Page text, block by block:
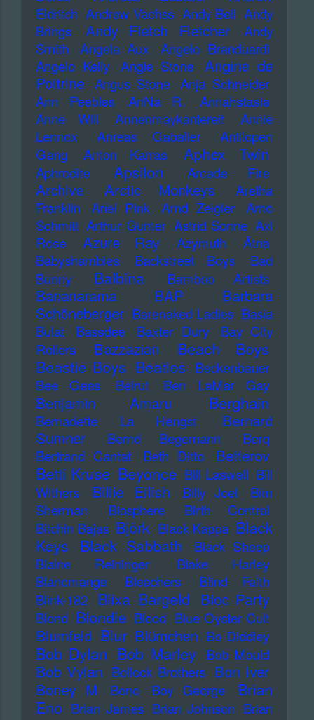
Eldritch Andrew Vachss Andy Bell Andy
Brings
Andy Fletch Fletcher
Andy
Smith
Angela Aux
Angelo Branduardi
Angelo Kelly
Angie Stone
Angine de
Poitrine Angus Stone Anja Schneider
Ann Peebles
AnNa R.
Annahstasia
Anne Will
Annenmaykantereit
Annie
Lennox
Anreas Gabalier
Antilopen
Gang
Anton Karras Aphex Twin
Aphrodite Apsilon Arcade Fire
Archive Arctic Monkeys
Aretha
Franklin
Ariel Pink Arnd Zeigler
Arno
Schmitt Arthur Gunter Astrid Sonne Axl
Rose
Azure Ray Azymuth
Ätna
Babyshambles
Backstreet Boys
Bad
Bunny
Balbina Bamboo Artists
Bananarama BAP
Barbara
Schöneberger Barenaked Ladies Basia
Bulat
Bassdee Baxter Dury
Bay City
Rollers
Bazzazian
Beach Boys
Beastie Boys Beatles Beckenbauer
Bee Gees
Beirut Ben LaMar Gay
Benjamin Amaru Berghain
Bernadette La Hengst
Bernard
Sumner
Bernd Begemann
Berq
Bertrand Cantat
Beth Ditto Betterov
Betti Kruse Beyonce Bill Laswell Bill
Withers
Billie Eilish Billy Joel
Bim
Sherman
Biosphere
Birth Control
Bitchin Bajas Björk Black Kappa Black
Keys Black Sabbath
Black Sheep
Blaine Reininger
Blake Harley
Blancmange
Bleachers
Blind Faith
Blink-182 Blixa Bargeld Bloc Party
Blond Blondie Blood Blue Oyster Cult
Blumfeld Blur Blümchen Bo Diddley
Bob Dylan Bob Marley Bob Mould
Bob Vylan Bollock Brothers Bon Iver
Boney M
Bono Boy George
Brian
Eno Brian James Brian Johnson Brian